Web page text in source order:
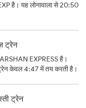
है। यह लोनावाला से 20:50
ट्रेन
EXPRESS है।
केवल 4:47 में तय करती है।
ट्रेन